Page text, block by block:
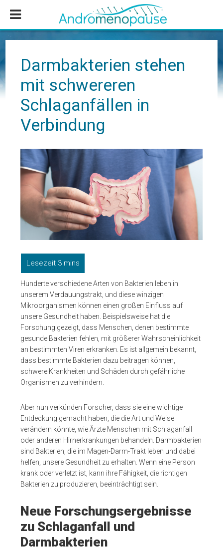
Inhalt
springen
Seitenspalte
springen
Fußzeile
springen
Darmbakterien stehen
mit schwereren
Schlaganfällen in
Verbindung
Hunderte verschiedene Arten von Bakterien leben in
unserem Verdauungstrakt, und diese winzigen
Mikroorganismen können einen großen Einfluss auf
unsere Gesundheit haben. Beispielsweise hat die
Forschung gezeigt, dass Menschen, denen bestimmte
gesunde Bakterien fehlen, mit größerer Wahrscheinlichkeit
an bestimmten Viren erkranken. Es ist allgemein bekannt,
dass bestimmte Bakterien dazu beitragen können,
schwere Krankheiten und Schäden durch gefährliche
Organismen zu verhindern.
Aber nun verkünden Forscher, dass sie eine wichtige
Entdeckung gemacht haben, die die Art und Weise
verändern könnte, wie Ärzte Menschen mit Schlaganfall
oder anderen Hirnerkrankungen behandeln. Darmbakterien
sind Bakterien, die im Magen-Darm-Trakt leben und dabei
helfen, unsere Gesundheit zu erhalten. Wenn eine Person
krank oder verletzt ist, kann ihre Fähigkeit, die richtigen
Bakterien zu produzieren, beeinträchtigt sein.
Neue Forschungsergebnisse
zu Schlaganfall und
Darmbakterien